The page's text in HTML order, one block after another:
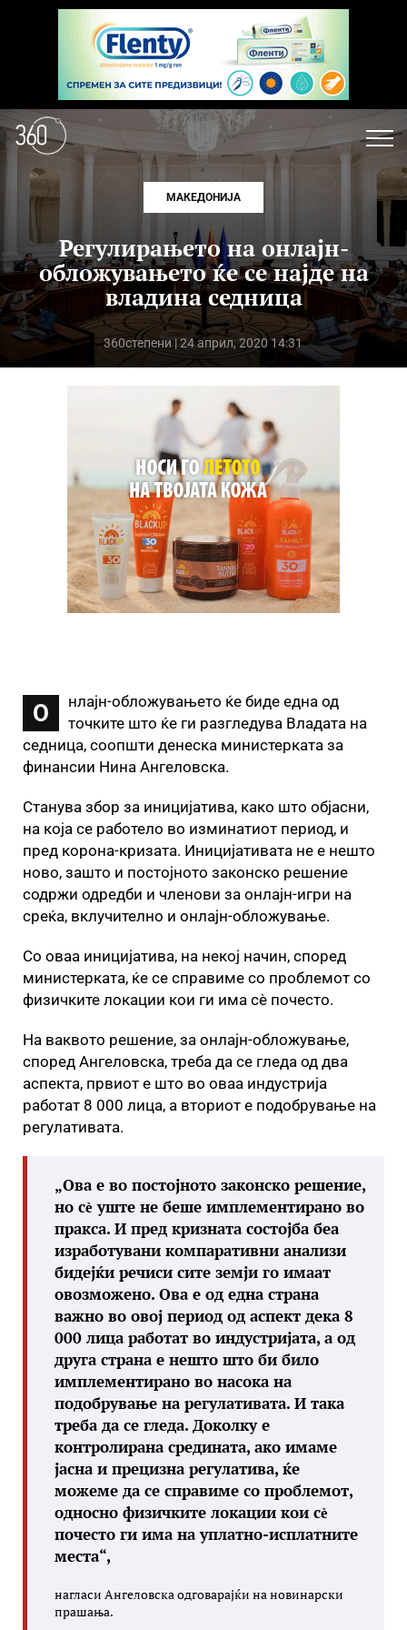
МАКЕДОНИЈА
Регулирањето на онлајн-
обложувањето ќе се најде на
владина седница
360степени | 24 април, 2020 14:31
О
нлајн-обложувањето ќе биде една од
точките што ќе ги разгледува Владата на
седница, соопшти денеска министерката за
финансии Нина Ангеловска.
Станува збор за иницијатива, како што објасни,
на која се работело во изминатиот период, и
пред корона-кризата. Иницијативата не е нешто
ново, зашто и постојното законско решение
содржи одредби и членови за онлајн-игри на
среќа, вклучително и онлајн-обложување.
Со оваа иницијатива, на некој начин, според
министерката, ќе се справиме со проблемот со
физичките локации кои ги има сѐ почесто.
На ваквото решение, за онлајн-обложување,
според Ангеловска, треба да се гледа од два
аспекта, првиот е што во оваа индустрија
работат 8 000 лица, а вториот е подобрување на
регулативата.
„Ова е во постојното законско решение,
но сѐ уште не беше имплементирано во
пракса. И пред кризната состојба беа
изработувани компаративни анализи
бидејќи речиси сите земји го имаат
овозможено. Ова е од една страна
важно во овој период од аспект дека 8
000 лица работат во индустријата, а од
друга страна е нешто што би било
имплементирано во насока на
подобрување на регулативата. И така
треба да се гледа. Доколку е
контролирана средината, ако имаме
јасна и прецизна регулатива, ќе
можеме да се справиме со проблемот,
односно физичките локации кои сѐ
почесто ги има на уплатно-исплатните
места“,
нагласи Ангеловска одговарајќи на новинарски
прашања.